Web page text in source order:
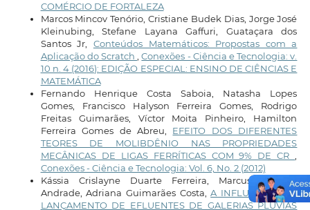
COMÉRCIO DE FORTALEZA
Marcos Mincov Tenório, Cristiane Budek Dias, Jorge José
Kleinubing, Stefane Layana Gaffuri, Guataçara dos
Santos Jr, Conteúdos Matemáticos: Propostas com a
Aplicação do Scratch
,Conexões - Ciência e Tecnologia: v.
10 n. 4 (2016): EDIÇÃO ESPECIAL: ENSINO DE CIÊNCIAS E
MATEMÁTICA
Fernando Henrique Costa Saboia, Natasha Lopes
Gomes, Francisco Halyson Ferreira Gomes, Rodrigo
Freitas Guimarães, Víctor Moita Pinheiro, Hamilton
Ferreira Gomes de Abreu, EFEITO DOS DIFERENTES
TEORES DE MOLIBDÊNIO NAS PROPRIEDADES
MECÂNICAS DE LIGAS FERRÍTICAS COM 9% DE CR
Conexões - Ciência e Tecnologia: Vol. 6, No. 2 (2012)
Kássia Crislayne Duarte Ferreira, Marcus Vinicius
Andrade, Adriana Guimarães Costa,A INFLUÊNCIA DO
LANÇAMENTO DE EFLUENTES DE GALERIAS PLUVIAS